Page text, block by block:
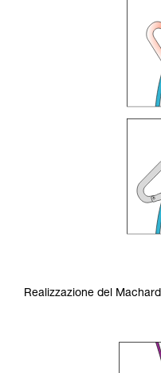
Realizzazione del Machard